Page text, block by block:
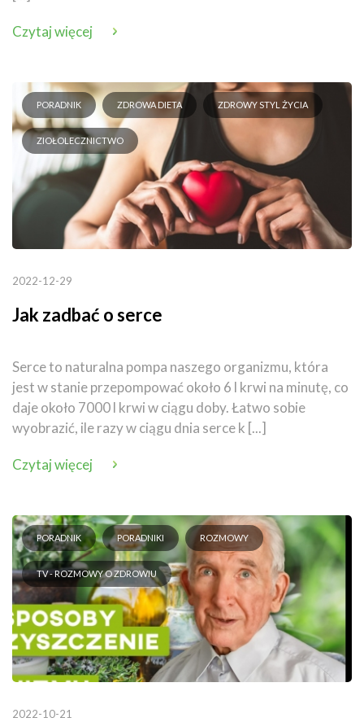
Czytaj więcej
PORADNIK ZDROWA DIETA ZDROWY STYL ŻYCIA
ZIOŁOLECZNICTWO
2022-12-29
Jak zadbać o serce
Serce to naturalna pompa naszego organizmu, która
jest w stanie przepompować około 6 l krwi na minutę, co
daje około 7000 l krwi w ciągu doby. Łatwo sobie
wyobrazić, ile razy w ciągu dnia serce k [...]
Czytaj więcej
PORADNIK PORADNIKI ROZMOWY
TV - ROZMOWY O ZDROWIU
2022-10-21